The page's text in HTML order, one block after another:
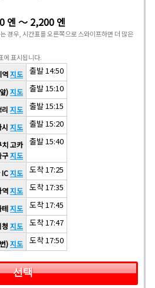
엔 ～ 2,200 엔
경우, 시간표를 오른쪽으로 스와이프하면 더 많은
에 표시됩니다.
역지도 출발 14:50
)지도 출발 15:10
지도 출발 15:15
지도 출발 15:20
고카
구지도
출발 15:40
IC지도 도착 17:25
역지도 도착 17:35
테지도 도착 17:45
지도 도착 17:47
)지도 도착 17:50
선택